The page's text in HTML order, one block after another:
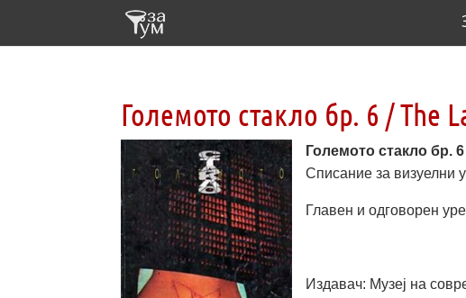
Големото стакло бр. 6 / The
Големото стакло бр.
Списание за визуелни
Главен и одговорен
Издавач: Музеј на